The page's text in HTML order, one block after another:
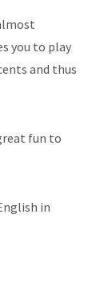
you to play
and thus
fun to
in